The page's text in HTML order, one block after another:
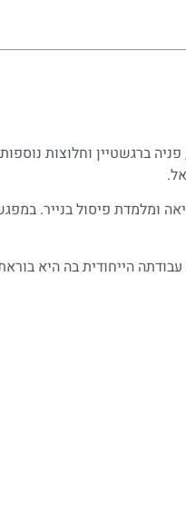
ברגשטיין וחלוצות
ומלמדת פיסול בנייר.
הייחודית בה היא